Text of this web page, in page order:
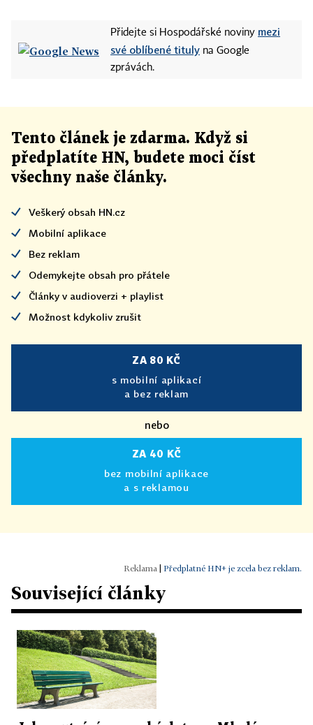
Přidejte si Hospodářské noviny mezi
své oblíbené tituly na Google
zprávách.
Tento článek je zdarma. Když si
předplatíte HN, budete moci číst
všechny naše články.
Veškerý obsah HN.cz
Mobilní aplikace
Bez reklam
Odemykejte obsah pro přátele
Články v audioverzi + playlist
Možnost kdykoliv zrušit
ZA 80 KČ
s mobilní aplikací
a bez reklam
nebo
ZA 40 KČ
bez mobilní aplikace
a s reklamou
Předplatné HN+ je zcela bez reklam.
Související články